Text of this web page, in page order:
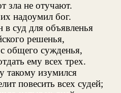
зла не отучают.
надоумил бог.
в суд для объявленья
решенья,
общего сужденья,
ему всех трех.
такому изумился
повесить всех судей;